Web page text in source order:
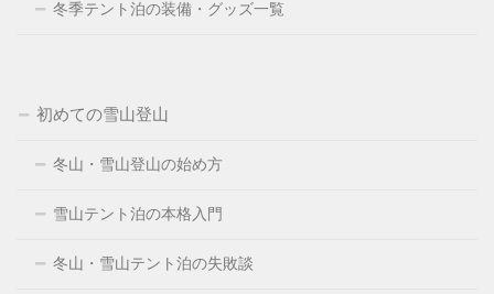
冬季テント泊の装備・グッズ一覧
初めての雪山登山
冬山・雪山登山の始め方
雪山テント泊の本格入門
冬山・雪山テント泊の失敗談